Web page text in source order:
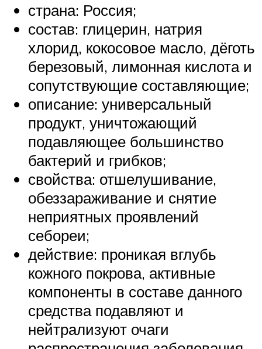
страна: Россия;
состав: глицерин, натрия
хлорид, кокосовое масло, дёготь
березовый, лимонная кислота и
сопутствующие составляющие;
описание: универсальный
продукт, уничтожающий
подавляющее большинство
бактерий и грибков;
свойства: отшелушивание,
обеззараживание и снятие
неприятных проявлений
себореи;
действие: проникая вглубь
кожного покрова, активные
компоненты в составе данного
средства подавляют и
нейтрализуют очаги